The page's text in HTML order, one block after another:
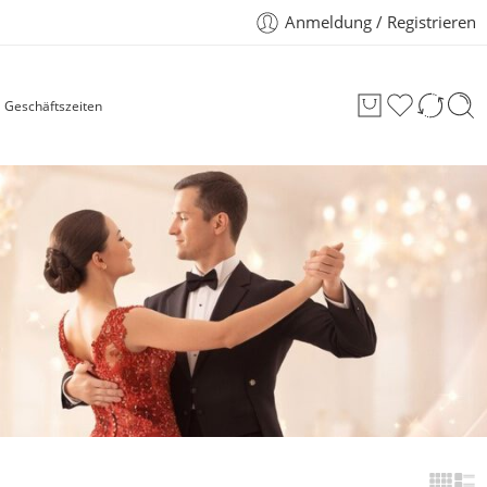
Anmeldung / Registrieren
Geschäftszeiten